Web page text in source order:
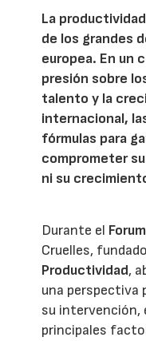
La
de los grandes
europea. En un
presión sobre
talento y la
internacional,
fórmulas para
comprometer
ni su
Durante el
Cruelles,
Productividad,
una perspectiva
su intervención,
principales